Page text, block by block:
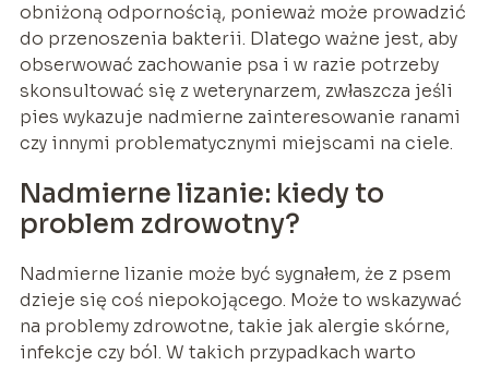
obniżoną odpornością, ponieważ może prowadzić
do przenoszenia bakterii. Dlatego ważne jest, aby
obserwować zachowanie psa i w razie potrzeby
skonsultować się z weterynarzem, zwłaszcza jeśli
pies wykazuje nadmierne zainteresowanie ranami
czy innymi problematycznymi miejscami na ciele.
Nadmierne lizanie: kiedy to
problem zdrowotny?
Nadmierne lizanie może być sygnałem, że z psem
dzieje się coś niepokojącego. Może to wskazywać
na problemy zdrowotne, takie jak alergie skórne,
infekcje czy ból. W takich przypadkach warto